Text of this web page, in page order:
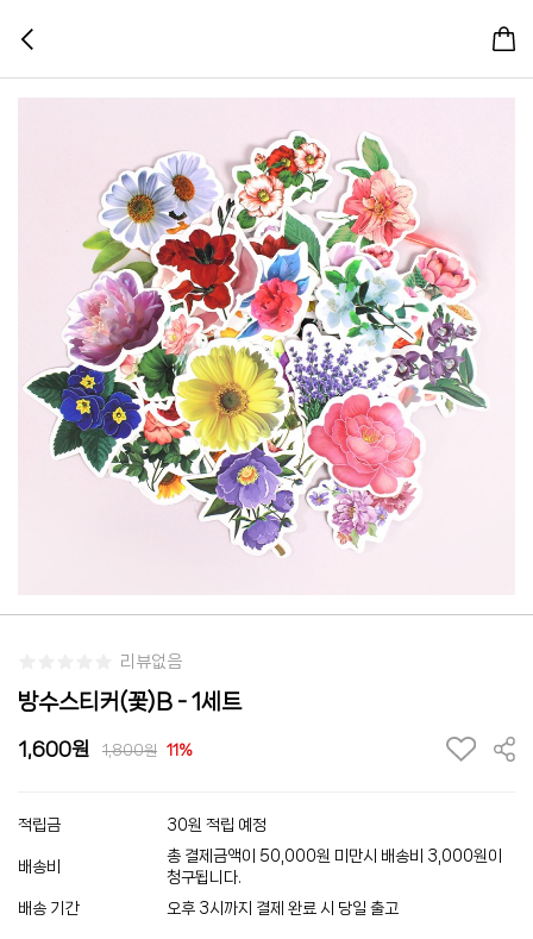
리뷰없음
방수스티커(꽃)B - 1세트
1,600 1,800 11%
적립금 30원 적립 예정
배송비
총 결제금액이 50,000원 미만시 배송비 3,000원이
청구됩니다.
배송 기간
오후 3시까지 결제 완료 시 당일 출고